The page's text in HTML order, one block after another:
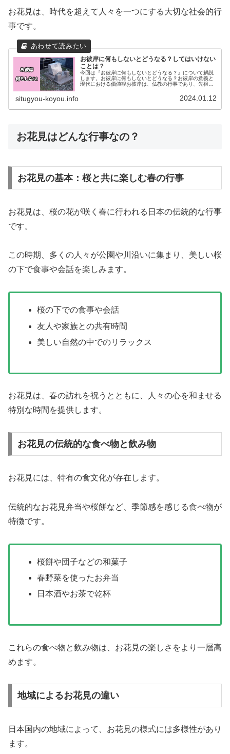
お花見は、時代を超えて人々を一つにする大切な社会的行
事です。
お彼岸に何もしないとどうなる？してはいけない
ことは？
今回は『お彼岸に何もしないとどうなる？』について解説
します。お彼岸に何もしないとどうなる？お彼岸の意義と
現代における価値観お彼岸は、仏教の行事であり、先祖を
situgyou-koyou.info 2024.01.12
お花見はどんな行事なの？
お花見の基本：桜と共に楽しむ春の行事
お花見は、桜の花が咲く春に行われる日本の伝統的な行事
です。
この時期、多くの人々が公園や川沿いに集まり、美しい桜
の下で食事や会話を楽しみます。
桜の下での食事や会話
友人や家族との共有時間
美しい自然の中でのリラックス
お花見は、春の訪れを祝うとともに、人々の心を和ませる
特別な時間を提供します。
お花見の伝統的な食べ物と飲み物
お花見には、特有の食文化が存在します。
伝統的なお花見弁当や桜餅など、季節感を感じる食べ物が
特徴です。
桜餅や団子などの和菓子
春野菜を使ったお弁当
日本酒やお茶で乾杯
これらの食べ物と飲み物は、お花見の楽しさをより一層高
めます。
地域によるお花見の違い
日本国内の地域によって、お花見の様式には多様性があり
ます。